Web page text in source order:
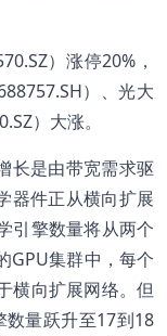
）涨停20%，
）、光大
）大涨。
长是由带宽需求驱
器件正从横向扩展
引擎数量将从两个
GPU集群中，每个
横向扩展网络。但
数量跃升至17到18